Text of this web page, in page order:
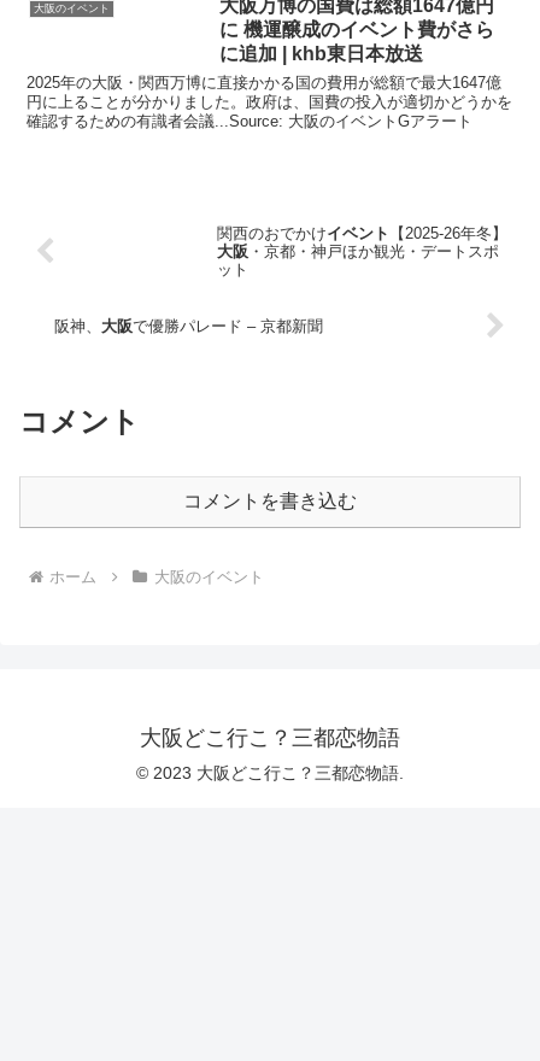
大阪のイベント 大阪万博の国費は総額1647億円
に 機運醸成のイベント費がさら
に追加 | khb東日本放送
2025年の大阪・関西万博に直接かかる国の費用が総額で最大1647億
円に上ることが分かりました。政府は、国費の投入が適切かどうかを
確認するための有識者会議...Source: 大阪のイベントGアラート
関西のおでかけイベント
【2025-26年冬】
大阪 ・京都・神戸ほか観光・デートスポ
ット
阪神、大阪で優勝パレード – 京都新聞
コメント
コメントを書き込む
ホーム 大阪のイベント
大阪どこ行こ？三都恋物語
© 2023 大阪どこ行こ？三都恋物語.